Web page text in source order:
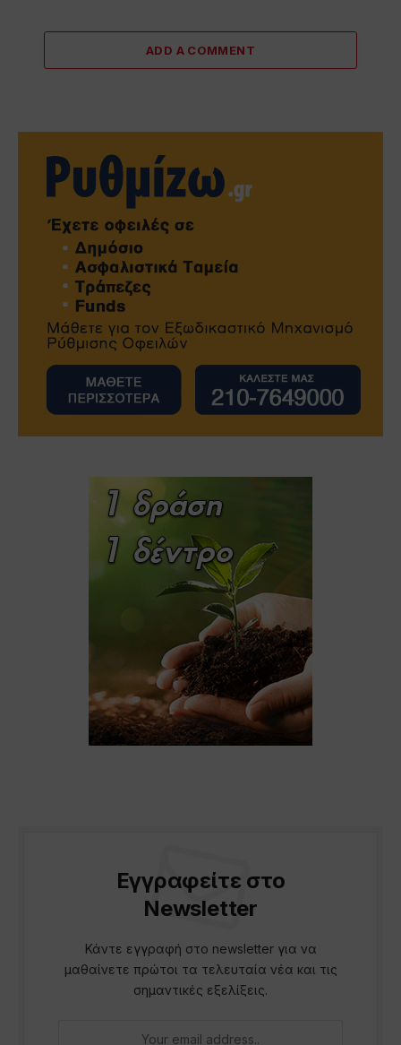
ADD A COMMENT
Εγγραφείτε στο
Newsletter
Κάντε εγγραφή στο newsletter για να
μαθαίνετε πρώτοι τα τελευταία νέα και τις
σημαντικές εξελίξεις.